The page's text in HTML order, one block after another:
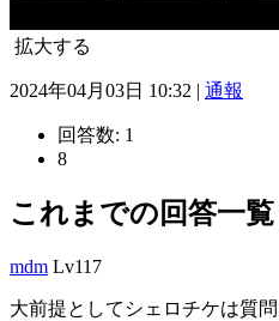
拡大する
2024年04月03日 10:32 | 通報
回答数: 1
8
これまでの回答一覧
mdm Lv117
大前提としてシェロチケは質